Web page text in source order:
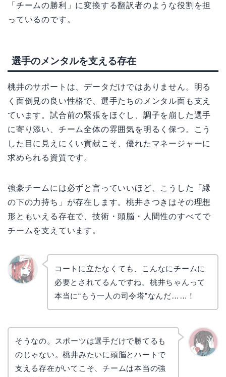
「チームの勝利」に変換する翻訳者のような役割を担
っているのです。
選手のメンタルを支える存在
桃井のサポートは、データだけではありません。明る
く面倒見の良い性格で、選手たちのメンタル面も支え
ています。試合前の緊張をほぐし、調子を崩した選手
に寄り添い、チーム全体の雰囲気を明るく保つ。こう
した目に見えにくい貢献こそ、優れたマネージャーに
求められる資質です。
強豪チームには必ずと言っていいほど、こうした「縁
の下の力持ち」が存在します。桃井さつきはその理想
形ともいえる存在で、技術・頭脳・人間性のすべてで
チームを支えています。
コートに立たなくても、こんなにチームに
必要とされてるんですね。桃井ちゃんって
本当に“もう一人の司令塔”なんだ……！
そうなの。スポーツは選手だけで勝てるも
のじゃない。桃井みたいに頭脳とハートで
支える存在がいてこそ、チームは本当の強